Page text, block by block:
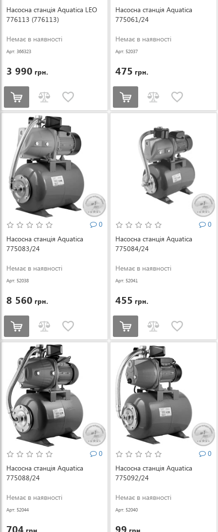
Насосна станція Aquatica LEO
776113 (776113)
Немає в наявності
Арт: 366323
3 990 грн.
Насосна станція Aquatica
775061/24
Немає в наявності
Арт: 52037
475 грн.
0
Насосна станція Aquatica
775083/24
Немає в наявності
Арт: 52038
8 560 грн.
0
Насосна станція Aquatica
775084/24
Немає в наявності
Арт: 52041
455 грн.
0
Насосна станція Aquatica
775088/24
Немає в наявності
Арт: 52044
704
0
Насосна станція Aquatica
775092/24
Немає в наявності
Арт: 52040
99